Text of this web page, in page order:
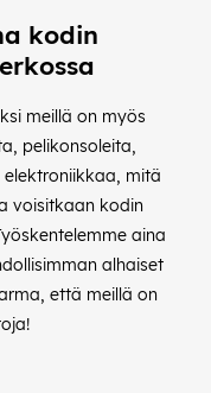
kodin
meillä on myös
pelikonsoleita,
mitä
voisitkaan kodin
aina
alhaiset
että meillä on